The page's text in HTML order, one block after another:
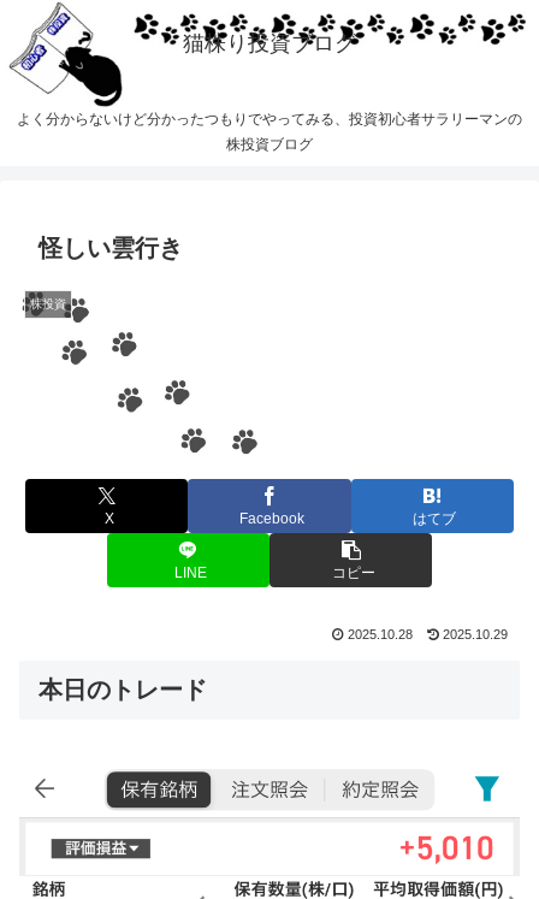
猫株り投資ブログ
よく分からないけど分かったつもりでやってみる、投資初心者サラリーマンの
株投資ブログ
怪しい雲行き
株投資
X Facebook はてブ
LINE コピー
2025.10.28 2025.10.29
本日のトレード